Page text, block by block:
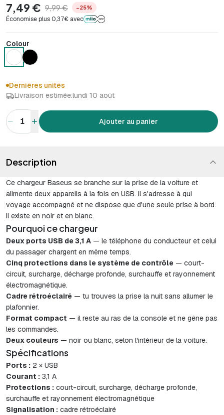
7,49 € 9,99 € −25%
Économise plus 0,37€ avec
Colour
Dernières unités
Livraison estimée:lundi 10 août
1 Ajouter au panier
Description
Ce chargeur Baseus se branche sur la prise de la voiture et
alimente deux appareils à la fois en USB. Il s'adresse à qui
voyage accompagné et ne dispose que d'une seule prise à bord.
Il existe en noir et en blanc.
Pourquoi ce chargeur
Deux ports USB de 3,1 A — le téléphone du conducteur et celui
du passager chargent en même temps.
Cinq protections dans le système de contrôle — court-
circuit, surcharge, décharge profonde, surchauffe et rayonnement
électromagnétique.
Cadre rétroéclairé — tu trouves la prise la nuit sans allumer le
plafonnier.
Format compact — il reste au ras de la console et ne gêne pas
les commandes.
Deux couleurs — noir ou blanc, selon l'intérieur de la voiture.
Spécifications
Ports : 2 × USB
Courant : 3,1 A
Protections : court-circuit, surcharge, décharge profonde,
surchauffe et rayonnement électromagnétique
Signalisation : cadre rétroéclairé